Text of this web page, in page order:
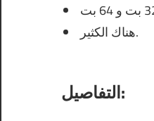
هناك الكثير.
التفاصيل: